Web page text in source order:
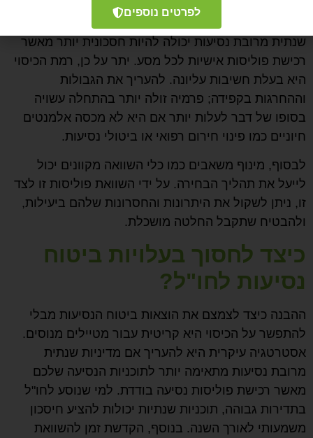
היבט חשוב נוסף שיש לקחת בחשבון הוא משך ותדירות
הנסיעות. אם אתם נוסעים תכופים, בחירה בפוליסה
שנתית מרובת נסיעות יכולה להיות חסכונית יותר מאשר
רכישת פוליסות אישיות לכל מסע. יתר על כן, רמת הכיסוי
היא בעלת חשיבות עליונה. להעריך את הגבולות
וההחרגות בקפידה; פרמיה זולה יותר בהתחלה עשויה
בסופו של דבר לעלות יותר אם היא לא מכסה אלמנטים
חיוניים כמו פינוי חירום רפואי או ביטולי נסיעות.
לבסוף, מינוף משאבים כמו כלי השוואה מקוונים יכול
לייעל את תהליך הבחירה. על ידי השוואת פוליסות זו לצד
זו, ניתן לשקול את היתרונות והחסרונות שלהם ביעילות,
ולהבטיח שתקבל החלטה מושכלת.
כיצד לחסוך בעלויות ביטוח
נסיעות לחו"ל?
ההבנה כיצד לצמצם את הוצאות ביטוח הנסיעות מבלי
להתפשר על הכיסוי היא קריטית עבור מטיילים מנוסים.
אסטרטגיה עיקרית היא להעריך אם מדיניות שנתית
מרובת נסיעות מתאימה יותר לתוכניות הנסיעה שלכם
מאשר רכישת פוליסות נסיעה בודדת. למי שנוסע לחו"ל
בתדירות גבוהה, תוכניות שנתיות יכולות להציע חיסכון
משמעותי לאורך השנה. בנוסף, הקדשת זמן להשוואת
לפרטים נוספים